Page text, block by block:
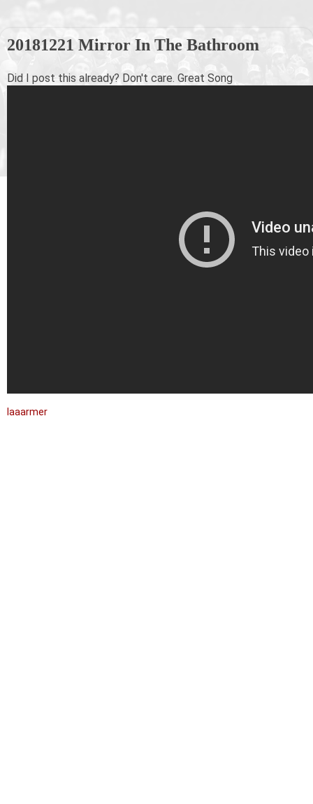
20181221 Mirror In The Bathroom
Did I post this already? Don't care. Great Song
laaarmer